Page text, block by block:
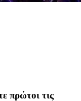
πρώτοι τις